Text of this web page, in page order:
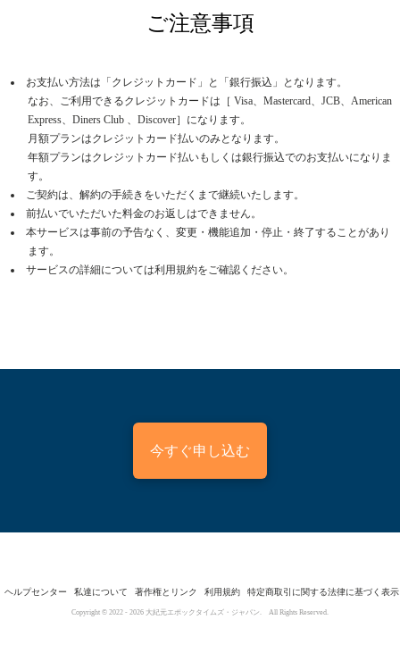
ご注意事項
お支払い方法は「クレジットカード」と「銀行振込」となります。
なお、ご利用できるクレジットカードは［ Visa、Mastercard、JCB、American
Express、Diners Club 、Discover］になります。
月額プランはクレジットカード払いのみとなります。
年額プランはクレジットカード払いもしくは銀行振込でのお支払いになりま
す。
ご契約は、解約の手続きをいただくまで継続いたします。
前払いでいただいた料金のお返しはできません。
本サービスは事前の予告なく、変更・機能追加・停止・終了することがあり
ます。
サービスの詳細については利用規約をご確認ください。
今すぐ申し込む
ヘルプセンター 私達について 著作権とリンク 利用規約 特定商取引に関する法律に基づく表示
Copyright © 2022 - 2026 大紀元エポックタイムズ・ジャパン. All Rights Reserved.